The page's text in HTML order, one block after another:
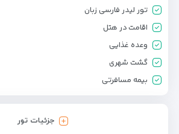
تور لیدر فارسی زبان
اقامت در هتل
وعده غذایی
گشت شهری
بیمه مسافرتی
جزئیات تور